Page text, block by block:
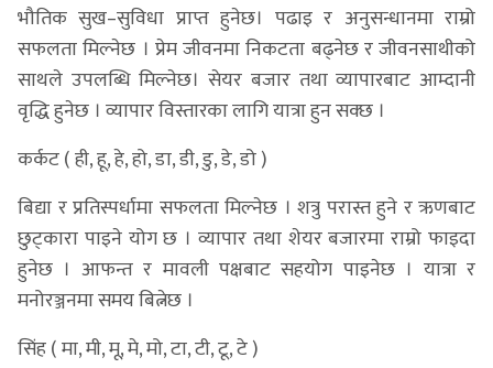
भौतिक सुख–सुविधा प्राप्त हुनेछ। पढाइ र अनुसन्धानमा राम्रो
सफलता मिल्नेछ । प्रेम जीवनमा निकटता बढ्नेछ र जीवनसाथीको
साथले उपलब्धि मिल्नेछ। सेयर बजार तथा व्यापारबाट आम्दानी
वृद्धि हुनेछ । व्यापार विस्तारका लागि यात्रा हुन सक्छ ।
कर्कट ( ही, हू, हे, हो, डा, डी, डु, डे, डो )
बिद्या र प्रतिस्पर्धामा सफलता मिल्नेछ । शत्रु परास्त हुने र ऋणबाट
छुट्कारा पाइने योग छ । व्यापार तथा शेयर बजारमा राम्रो फाइदा
हुनेछ । आफन्त र मावली पक्षबाट सहयोग पाइनेछ । यात्रा र
मनोरञ्जनमा समय बित्नेछ ।
सिंह ( मा, मी, मू, मे, मो, टा, टी, टू, टे )